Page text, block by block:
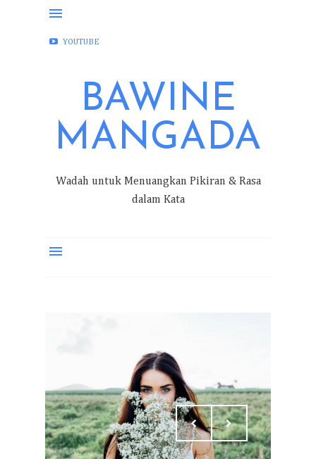
FACEBOOK
YOUTUBE
BAWINE
MANGADA
Wadah untuk Menuangkan Pikiran & Rasa
dalam Kata